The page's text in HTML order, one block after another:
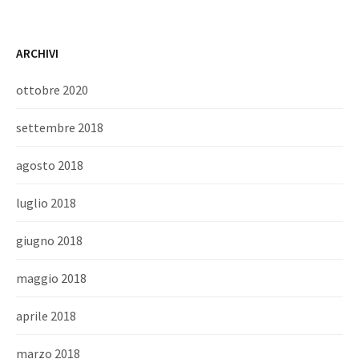
ARCHIVI
ottobre 2020
settembre 2018
agosto 2018
luglio 2018
giugno 2018
maggio 2018
aprile 2018
marzo 2018